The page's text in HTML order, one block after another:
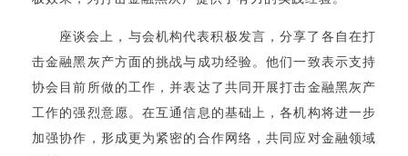
座谈会上，与会机构代表积极发言，分享了各自在打
击金融黑灰产方面的挑战与成功经验。他们一致表示支持
协会目前所做的工作，并表达了共同开展打击金融黑灰产
工作的强烈意愿。在互通信息的基础上，各机构将进一步
加强协作，形成更为紧密的合作网络，共同应对金融领域